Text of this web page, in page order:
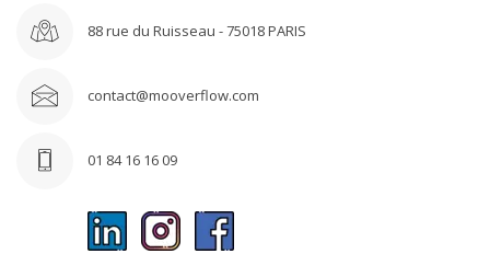
88 rue du Ruisseau - 75018 PARIS
contact@mooverflow.com
01 84 16 16 09